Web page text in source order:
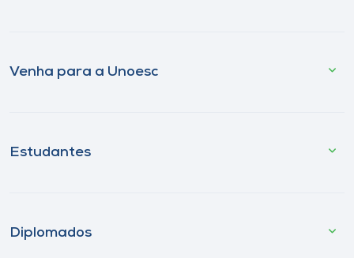
Venha para a Unoesc
Estudantes
Diplomados